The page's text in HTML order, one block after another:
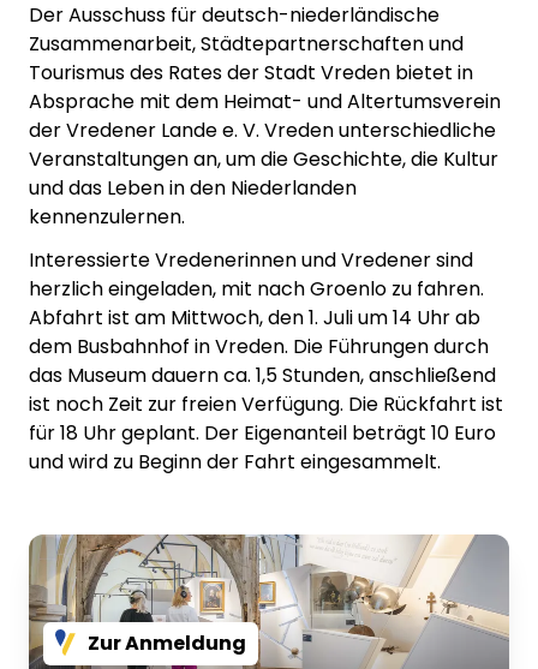
Der Ausschuss für deutsch-niederländische
Zusammenarbeit, Städtepartnerschaften und
Tourismus des Rates der Stadt Vreden bietet in
Absprache mit dem Heimat- und Altertumsverein
der Vredener Lande e. V. Vreden unterschiedliche
Veranstaltungen an, um die Geschichte, die Kultur
und das Leben in den Niederlanden
kennenzulernen.
Interessierte Vredenerinnen und Vredener sind
herzlich eingeladen, mit nach Groenlo zu fahren.
Abfahrt ist am Mittwoch, den 1. Juli um 14 Uhr ab
dem Busbahnhof in Vreden. Die Führungen durch
das Museum dauern ca. 1,5 Stunden, anschließend
ist noch Zeit zur freien Verfügung. Die Rückfahrt ist
für 18 Uhr geplant. Der Eigenanteil beträgt 10 Euro
und wird zu Beginn der Fahrt eingesammelt.
Zur Anmeldung